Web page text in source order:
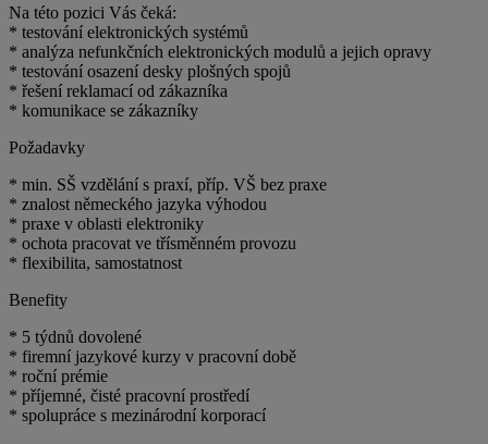
Na této pozici Vás čeká:
* testování elektronických systémů
* analýza nefunkčních elektronických modulů a jejich opravy
* testování osazení desky plošných spojů
* řešení reklamací od zákazníka
* komunikace se zákazníky
Požadavky
* min. SŠ vzdělání s praxí, příp. VŠ bez praxe
* znalost německého jazyka výhodou
* praxe v oblasti elektroniky
* ochota pracovat ve třísměnném provozu
* flexibilita, samostatnost
Benefity
* 5 týdnů dovolené
* firemní jazykové kurzy v pracovní době
* roční prémie
* příjemné, čisté pracovní prostředí
* spolupráce s mezinárodní korporací